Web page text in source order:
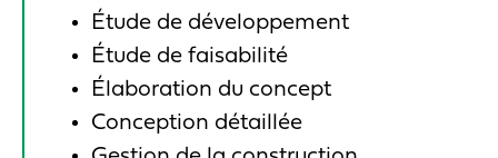
Étude de développement
Étude de faisabilité
Élaboration du concept
Conception détaillée